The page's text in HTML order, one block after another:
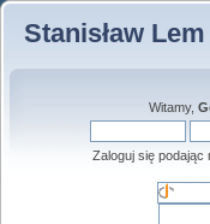
Stanisław
Witamy,
Zaloguj się podając